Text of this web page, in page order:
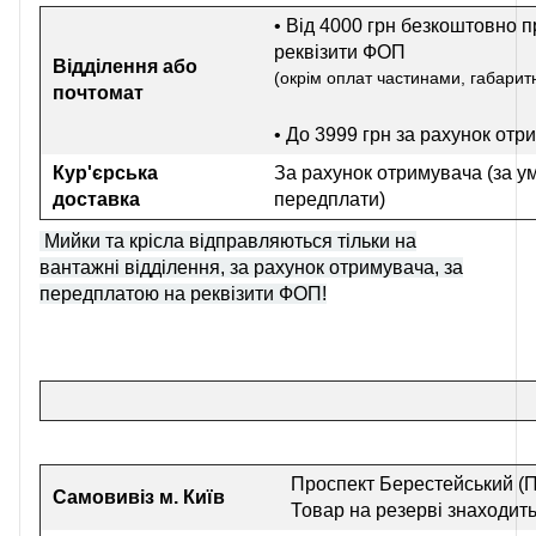
Відділення або
почтомат
• Від 4000 грн безкоштовно
реквізити ФОП
(окрім оплат частинами,
• До 3999 грн за рахунок
Кур'єрська
доставка
За рахунок отримувача (за
передплати)
Мийки та крісла відправляються тільки на
вантажні відділення, за рахунок отримувача, за
передплатою на реквізити ФОП!
Самовивіз м. Київ
Проспект Берестейський
Товар на резерві